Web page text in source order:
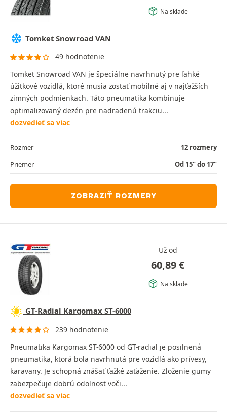
Na sklade
Tomket Snowroad VAN
49 hodnotenie
Tomket Snowroad VAN je špeciálne navrhnutý pre ľahké
úžitkové vozidlá, ktoré musia zostať mobilné aj v najťažších
zimných podmienkach. Táto pneumatika kombinuje
optimalizovaný dezén pre nadradenú trakciu...
dozvedieť sa viac
Rozmer
12 rozmery
Priemer
Od 15" do 17"
ZOBRAZIŤ ROZMERY
Už od
60,89€
Na sklade
GT-Radial Kargomax ST-6000
239 hodnotenie
Pneumatika Kargomax ST-6000 od GT-radial je posilnená
pneumatika, ktorá bola navrhnutá pre vozidlá ako prívesy,
karavany. Je schopná znášať ťažké zaťaženie. Zloženie gumy
zabezpečuje dobrú odolnosť voči...
dozvedieť sa viac